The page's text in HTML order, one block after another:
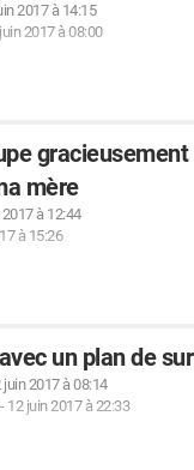
2017 à 14:15
2017 à 08:00
mère
à 12:44
à 15:26
un plan de
juin 2017 à 08:14
12 juin 2017 à 22:33